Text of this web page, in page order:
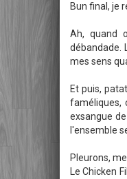
Bun final, je
Ah, quand
débandade.
mes sens
Et puis,
faméliques,
exsangue
l'ensemble
Pleurons,
Le Chicken